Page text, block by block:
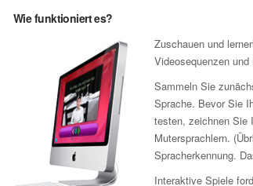
Wie funktioniert es?
Zuschauen und
Videosequenzen
Sammeln Sie
Sprache. Bevor Sie
testen, zeichnen Sie
Mutersprachlern.
Spracherkennung.
Interaktive Spiele